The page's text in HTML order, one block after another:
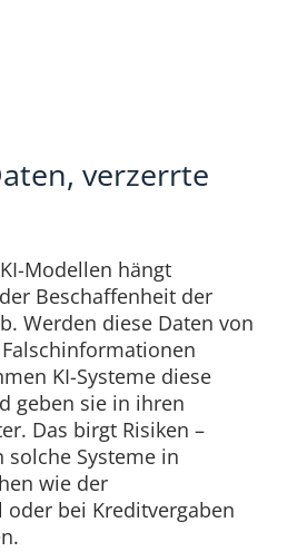
verzerrte
Modellen hängt
Beschaffenheit der
Werden diese Daten von
KI-Systeme diese
geben sie in ihren
Das birgt Risiken –
solche Systeme in
wie der
oder bei Kreditvergaben